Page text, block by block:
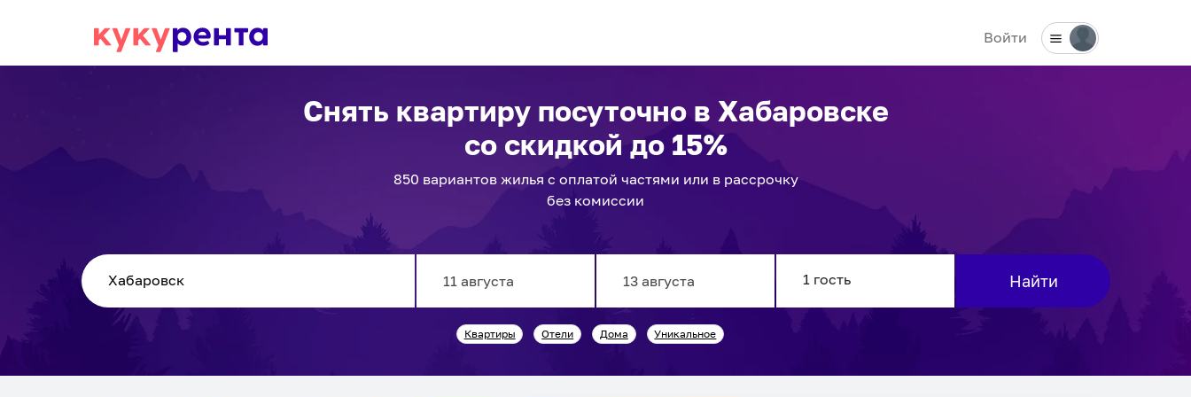
Войти
Снять квартиру посуточно в Хабаровске
со скидкой до 15%
850 вариантовжилья с оплатой частями или в рассрочку
без комиссии
forward
interact
backward
interact
Найти
Квартиры Отели Дома Уникальное